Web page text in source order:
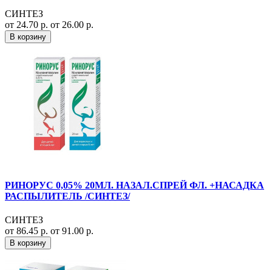
СИНТЕЗ
от 24.70 р. от 26.00 р.
В корзину
РИНОРУС 0,05% 20МЛ. НАЗАЛ.СПРЕЙ ФЛ. +НАСАДКА
РАСПЫЛИТЕЛЬ /СИНТЕЗ/
СИНТЕЗ
от 86.45 р. от 91.00 р.
В корзину